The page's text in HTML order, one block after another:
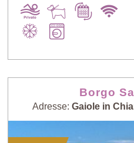
Borgo
Adresse: Gaiole in